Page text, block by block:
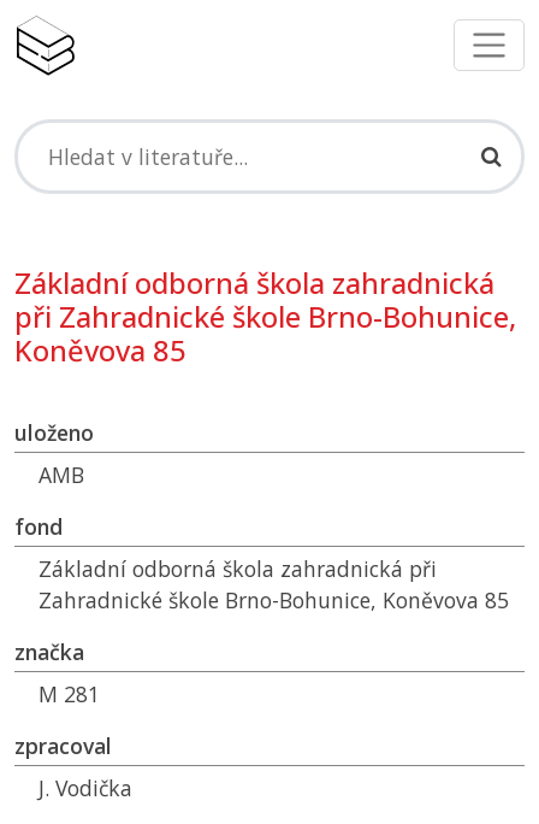
Základní odborná škola zahradnická
při Zahradnické škole Brno-Bohunice,
Koněvova 85
uloženo
AMB
fond
Základní odborná škola zahradnická při
Zahradnické škole Brno-Bohunice, Koněvova 85
značka
M 281
zpracoval
J. Vodička